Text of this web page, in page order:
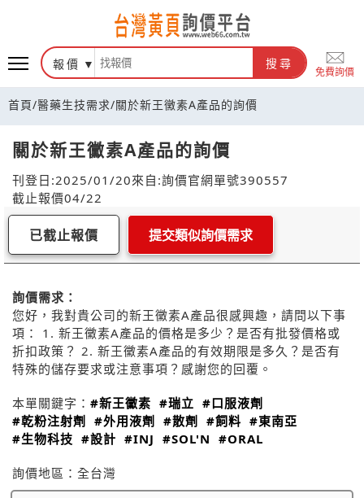
報價 搜尋
免費詢價
首頁/醫藥生技需求/關於新王黴素A產品的詢價
關於新王黴素A產品的詢價
刊登日:2025/01/20來自:詢價官網單號390557
截止報價04/22
已截止報價 提交類似詢價需求
詢價需求：
您好，我對貴公司的新王黴素A產品很感興趣，請問以下事
項： 1. 新王黴素A產品的價格是多少？是否有批發價格或
折扣政策？ 2. 新王黴素A產品的有效期限是多久？是否有
特殊的儲存要求或注意事項？感謝您的回覆。
本單關鍵字： #新王黴素 #瑞立 #口服液劑
#乾粉注射劑
#外用液劑 #散劑 #飼料 #東南亞
#生物科技 #設計 #INJ #SOL'N #ORAL
詢價地區： 全台灣